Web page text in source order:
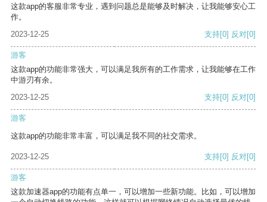
这款app的客服非常专业，遇到问题总是能够及时解决，让我能够安心工
作。
2023-12-25
支持[0] 反对[0]
游客
这款app的功能非常强大，可以满足我所有的工作需求，让我能够在工作
中游刃有余。
2023-12-25
支持[0] 反对[0]
游客
这款app的功能非常丰富，可以满足我不同的社交需求。
2023-12-25 支持[0] 反对[0]
游客
这款加速器app的功能有点单一，可以增加一些新功能。比如，可以增加